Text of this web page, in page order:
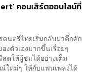
คอนเสิร์ตออนไลน์ที่
ดนตรีไทยเริ่มกลับมาคึกคัก
งตัวเองมากขึ้นเรื่อยๆ
ดให้ผู้ชมได้อย่างเต็ม
หม่ๆ ให้กับแฟนเพลงได้